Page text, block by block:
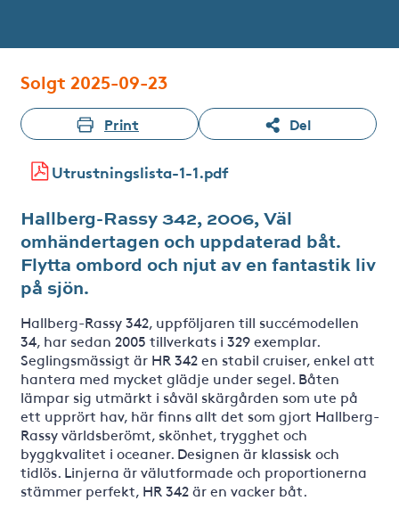
Solgt 2025-09-23
Print Del
Utrustningslista-1-1.pdf
Hallberg-Rassy 342, 2006, Väl
omhändertagen och uppdaterad båt.
Flytta ombord och njut av en fantastik liv
på sjön.
Hallberg-Rassy 342, uppföljaren till succémodellen
34, har sedan 2005 tillverkats i 329 exemplar.
Seglingsmässigt är HR 342 en stabil cruiser, enkel att
hantera med mycket glädje under segel. Båten
lämpar sig utmärkt i såväl skärgården som ute på
ett upprört hav, här finns allt det som gjort Hallberg-
Rassy världsberömt, skönhet, trygghet och
byggkvalitet i oceaner. Designen är klassisk och
tidlös. Linjerna är välutformade och proportionerna
stämmer perfekt, HR 342 är en vacker båt.